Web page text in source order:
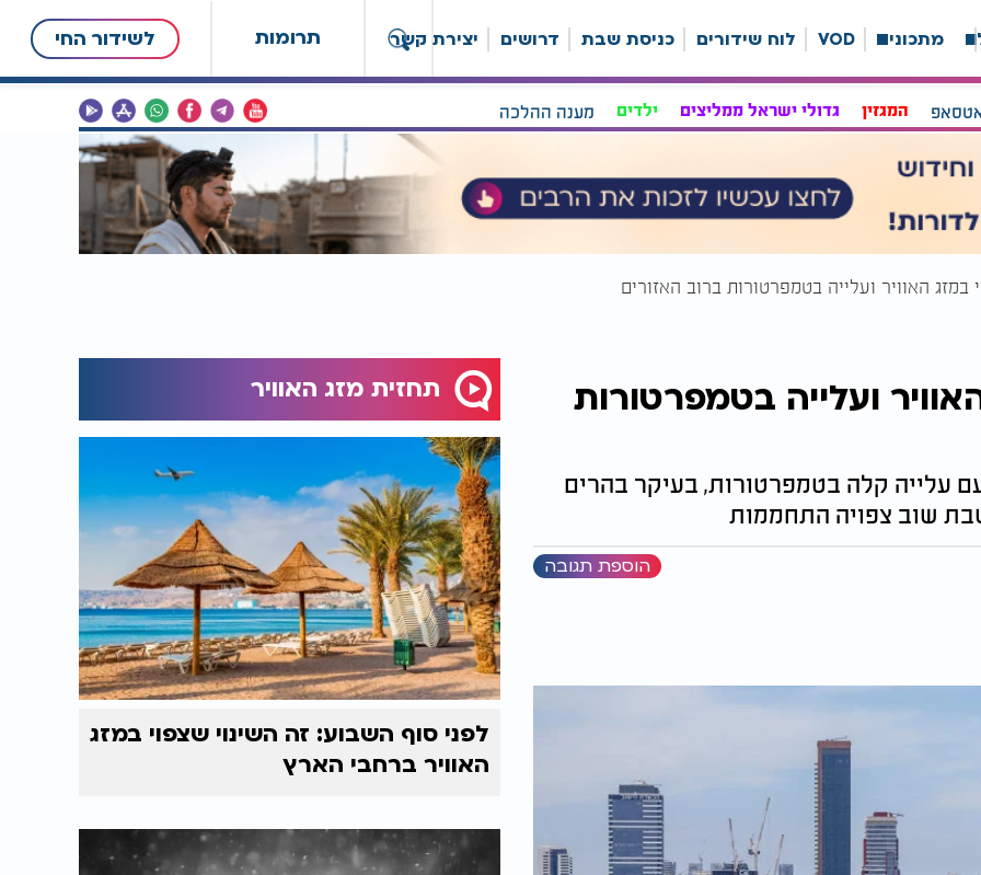
תרומות לשידור החי מתכונים VOD לוח שידורים כניסת שבת דרושים יצירת קשר
המגזין גדולי ישראל ממליצים ילדים מענה ההלכה
האוויר ועלייה בטמפרטורות ברוב האזורים
ועלייה בטמפרטורות
עלייה קלה בטמפרטורות, בעיקר בהרים
שוב צפויה התחממות
הוספת תגובה
תחזית מזג האוויר
לפני סוף השבוע: זה השינוי שצפוי במזג
האוויר ברחבי הארץ